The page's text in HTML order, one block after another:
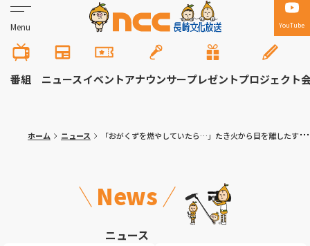
Menu YouTube
番組 ニュースイベントアナウンサープレゼントプロジェクト
ホーム ニュース 「おがくずを燃やしていたら…」たき火から目を離したすきに空き家を半焼 佐世保市江上町
News
ニュース